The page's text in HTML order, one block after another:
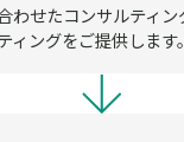
わせたコンサルティ
ィングをご提供します。